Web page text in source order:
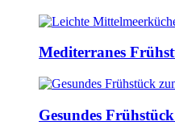
Mediterranes
Gesundes